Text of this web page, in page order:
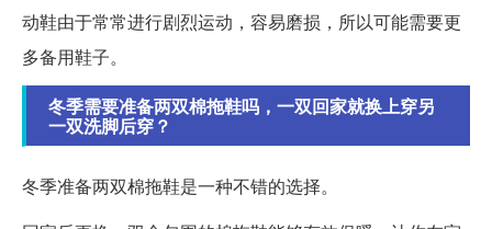
动鞋由于常常进行剧烈运动，容易磨损，所以可能需要更
多备用鞋子。
冬季需要准备两双棉拖鞋吗，一双回家就换上穿另
一双洗脚后穿？
冬季准备两双棉拖鞋是一种不错的选择。